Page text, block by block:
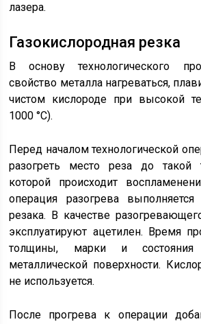
лазера.
Газокислородная резка
В основу технологического
свойство металла нагреваться,
чистом кислороде при высокой
1000 °C).
Перед началом технологической
разогреть место реза до такой
которой происходит
операция разогрева
резака. В качестве
эксплуатируют ацетилен. Время
толщины, марки и состояния
металлической поверхности.
не используется.
После прогрева к операции